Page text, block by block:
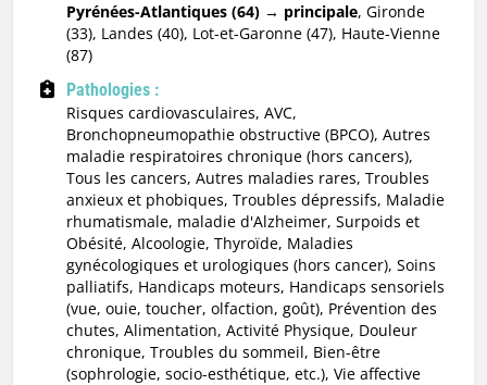
Pyrénées-Atlantiques (64) → principale, Gironde
(33), Landes (40), Lot-et-Garonne (47), Haute-Vienne
(87)
Pathologies :
Risques cardiovasculaires, AVC,
Bronchopneumopathie obstructive (BPCO), Autres
maladie respiratoires chronique (hors cancers),
Tous les cancers, Autres maladies rares, Troubles
anxieux et phobiques, Troubles dépressifs, Maladie
rhumatismale, maladie d'Alzheimer, Surpoids et
Obésité, Alcoologie, Thyroïde, Maladies
gynécologiques et urologiques (hors cancer), Soins
palliatifs, Handicaps moteurs, Handicaps sensoriels
(vue, ouie, toucher, olfaction, goût), Prévention des
chutes, Alimentation, Activité Physique, Douleur
chronique, Troubles du sommeil, Bien-être
(sophrologie, socio-esthétique, etc.), Vie affective